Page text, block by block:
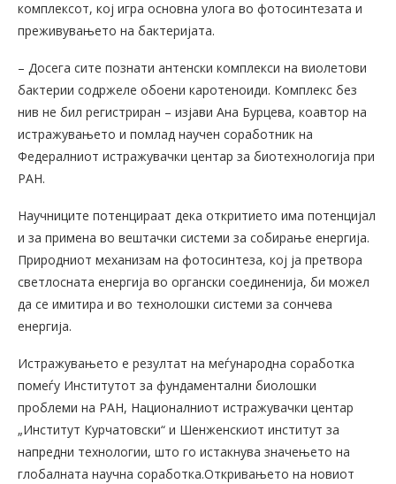
комплексот, кој игра основна улога во фотосинтезата и
преживувањето на бактеријата.
– Досега сите познати антенски комплекси на виолетови
бактерии содржеле обоени каротеноиди. Комплекс без
нив не бил регистриран – изјави Ана Бурцева, коавтор на
истражувањето и помлад научен соработник на
Федералниот истражувачки центар за биотехнологија при
РАН.
Научниците потенцираат дека откритието има потенцијал
и за примена во вештачки системи за собирање енергија.
Природниот механизам на фотосинтеза, кој ја претвора
светлосната енергија во органски соединенија, би можел
да се имитира и во технолошки системи за сончева
енергија.
Истражувањето е резултат на меѓународна соработка
помеѓу Институтот за фундаментални биолошки
проблеми на РАН, Националниот истражувачки центар
„Институт Курчатовски“ и Шенженскиот институт за
напредни технологии, што го истакнува значењето на
глобалната научна соработка.Откривањето на новиот